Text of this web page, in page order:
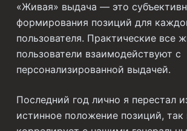
«Живая» выдача — это
формирования позиций для
пользователя. Практические все
пользователи взаимодействуют с
персонализированной выдачей.
Последний год лично я перестал
истинное положение позиций, так